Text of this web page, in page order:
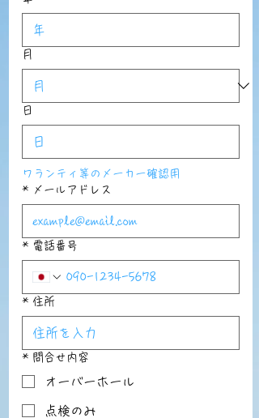
月
日
ワランティ等のメーカー確認用
* メールアドレス
* 電話番号
* 住所
* 問合せ内容
オーバーホール
点検のみ